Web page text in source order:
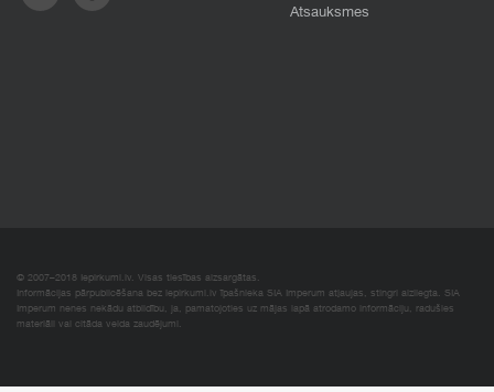
Atsauksmes
© 2007–2018 Iepirkumi.lv. Visas tiesības aizsargātas.
Informācijas pārpublicēšana bez iepirkumi.lv īpašnieka SIA Imperum atļaujas, stingri aizliegta. SIA
Imperum nenes nekādu atbildību, ja, pamatojoties uz mājas lapā atrodamo informāciju, radušies
materiāli vai citāda veida zaudējumi.